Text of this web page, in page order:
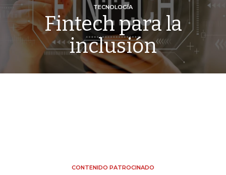
TECNOLOGÍA
Fintech para la
inclusión
CONTENIDO PATROCINADO